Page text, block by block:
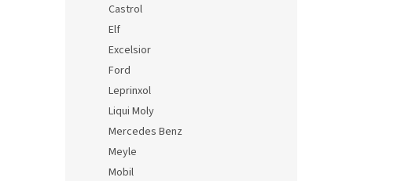
Castrol
Elf
Excelsior
Ford
Leprinxol
Liqui Moly
Mercedes Benz
Meyle
Mobil